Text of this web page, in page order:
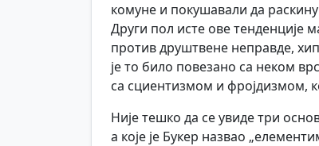
комуне и покушавали да
Други пол исте ове тенденције
против друштвене неправде,
је то било повезано са неком
са сциентизмом и фројдизмом,
Није тешко да се увиде три
а које је Букер назвао